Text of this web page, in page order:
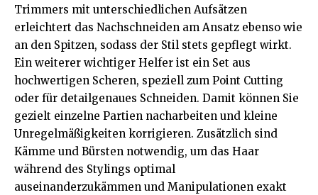
Trimmers mit unterschiedlichen Aufsätzen
erleichtert das Nachschneiden am Ansatz ebenso wie
an den Spitzen, sodass der Stil stets gepflegt wirkt.
Ein weiterer wichtiger Helfer ist ein Set aus
hochwertigen Scheren, speziell zum Point Cutting
oder für detailgenaues Schneiden. Damit können Sie
gezielt einzelne Partien nacharbeiten und kleine
Unregelmäßigkeiten korrigieren. Zusätzlich sind
Kämme und Bürsten notwendig, um das Haar
während des Stylings optimal
auseinanderzukämmen und Manipulationen exakt